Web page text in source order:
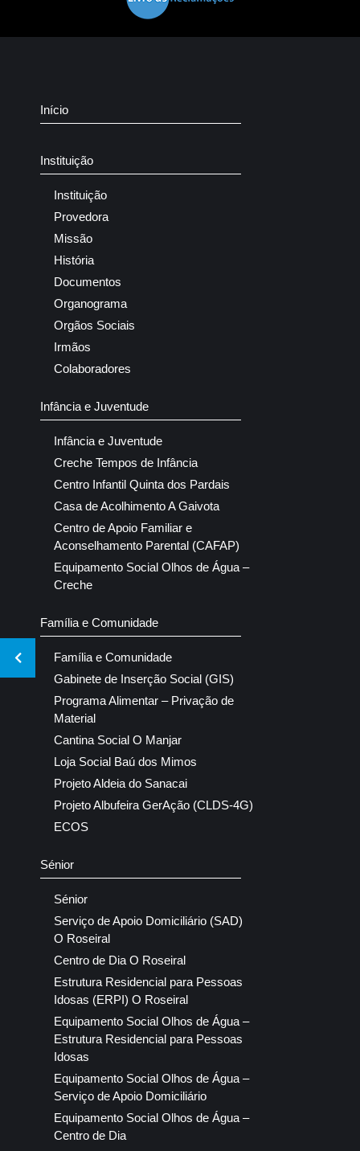
Início
Instituição
Instituição
Provedora
Missão
História
Documentos
Organograma
Orgãos Sociais
Irmãos
Colaboradores
Infância e Juventude
Infância e Juventude
Creche Tempos de Infância
Centro Infantil Quinta dos Pardais
Casa de Acolhimento A Gaivota
Centro de Apoio Familiar e
Aconselhamento Parental (CAFAP)
Equipamento Social Olhos de Água –
Creche
Família e Comunidade
Família e Comunidade
Gabinete de Inserção Social (GIS)
Programa Alimentar – Privação de
Material
Cantina Social O Manjar
Loja Social Baú dos Mimos
Projeto Aldeia do Sanacai
Projeto Albufeira GerAção (CLDS-4G)
ECOS
Sénior
Sénior
Serviço de Apoio Domiciliário (SAD)
O Roseiral
Centro de Dia O Roseiral
Estrutura Residencial para Pessoas
Idosas (ERPI) O Roseiral
Equipamento Social Olhos de Água –
Estrutura Residencial para Pessoas
Idosas
Equipamento Social Olhos de Água –
Serviço de Apoio Domiciliário
Equipamento Social Olhos de Água –
Centro de Dia